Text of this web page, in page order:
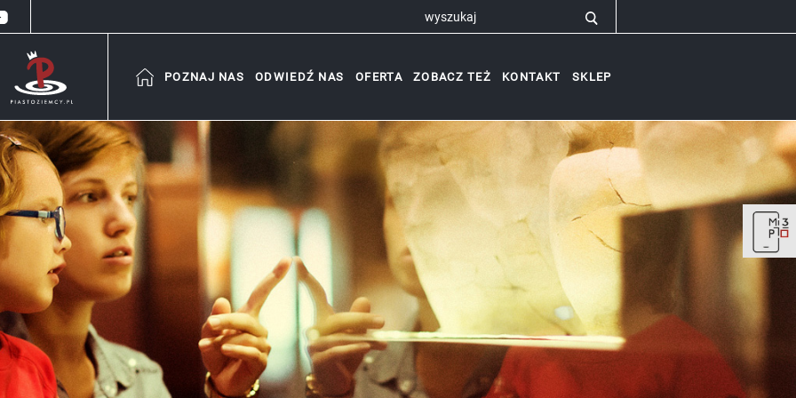
POZNAJ NAS ODWIEDŹ NAS OFERTA ZOBACZ TEŻ KONTAKT SKLEP